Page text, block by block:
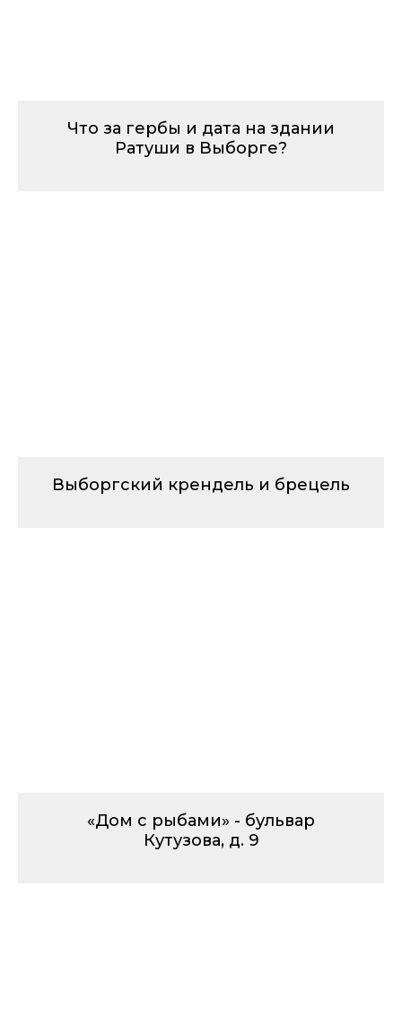
Что за гербы и дата на здании
Ратуши в Выборге?
Выборгский крендель и брецель
«Дом с рыбами» - бульвар
Кутузова, д. 9